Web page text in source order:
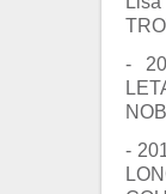
-
-